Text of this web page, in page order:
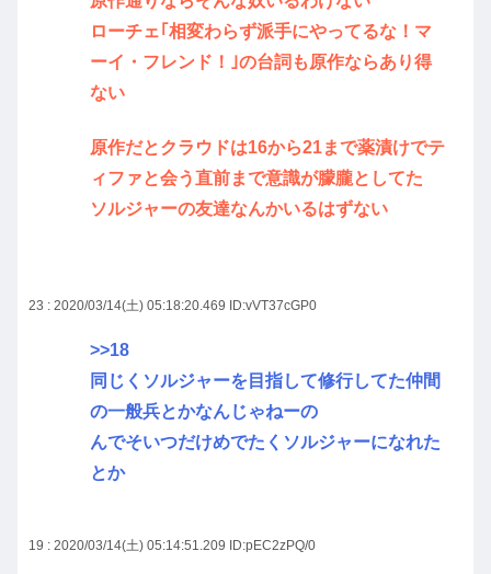
ローチェ｢相変わらず派手にやってるな！マ
ーイ・フレンド！｣の台詞も原作ならあり得
ない
原作だとクラウドは16から21まで薬漬けでテ
ィファと会う直前まで意識が朦朧としてた
ソルジャーの友達なんかいるはずない
23 : 2020/03/14(土) 05:18:20.469 ID:vVT37cGP0
>>18
同じくソルジャーを目指して修行してた仲間
の一般兵とかなんじゃねーの
んでそいつだけめでたくソルジャーになれた
とか
19 : 2020/03/14(土) 05:14:51.209 ID:pEC2zPQ/0